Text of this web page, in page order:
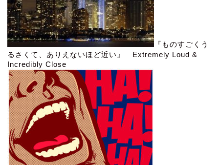
『ものすごくう
るさくて、ありえないほど近い』 Extremely Loud &
Incredibly Close